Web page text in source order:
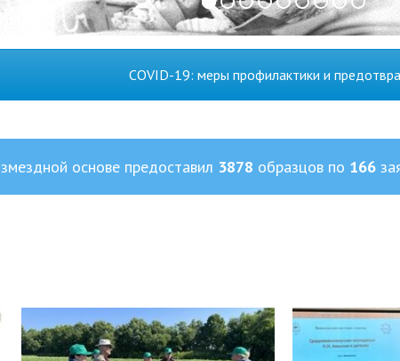
COVID-19: меры профилактики и
основе предоставил 3878 образцов по 166